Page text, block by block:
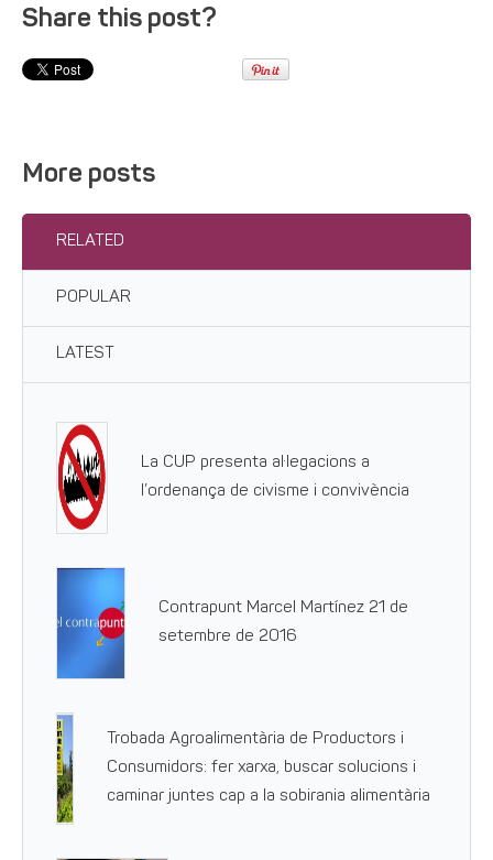
Share this post?
More posts
RELATED
POPULAR
LATEST
La CUP presenta al·legacions a
l’ordenança de civisme i convivència
Contrapunt Marcel Martínez 21 de
setembre de 2016
Trobada Agroalimentària de Productors i
Consumidors: fer xarxa, buscar solucions i
caminar juntes cap a la sobirania alimentària